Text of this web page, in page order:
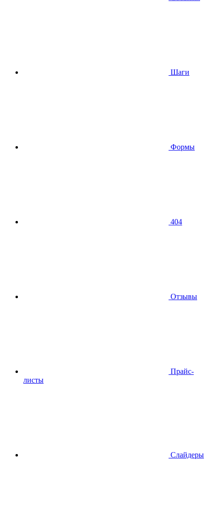
Шаги
Формы
404
Отзывы
Прайс-
листы
Слайдеры